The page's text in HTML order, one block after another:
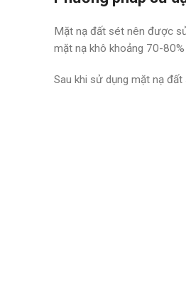
Mặt nạ đất sét nên được
mặt nạ khô khoảng 70-
Sau khi sử dụng mặt nạ